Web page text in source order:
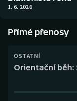
Box
Curling
Dostihy
1. 6. 2026
Přímé přenosy
OSTATNÍ
Orientační běh: